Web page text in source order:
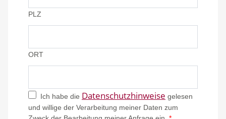
PLZ
ORT
Ich habe die Datenschutzhinweise gelesen
und willige der Verarbeitung meiner Daten zum